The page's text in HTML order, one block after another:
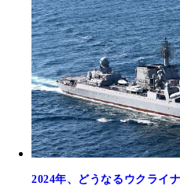
2024年、どうなるウクライ